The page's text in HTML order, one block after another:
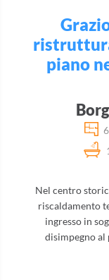
piano
Nel centro
riscaldamento
ingresso in
disimpegno al